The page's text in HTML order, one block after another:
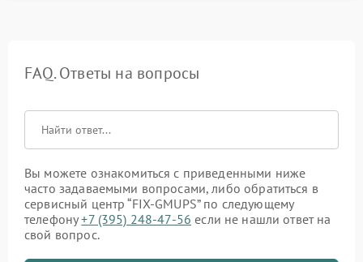
FAQ. Ответы на вопросы
Вы можете ознакомиться с приведенными ниже
часто задаваемыми вопросами, либо обратиться в
сервисный центр “FIX-GMUPS” по следующему
телефону+7 (395) 248-47-56 если не нашли ответ на
свой вопрос.